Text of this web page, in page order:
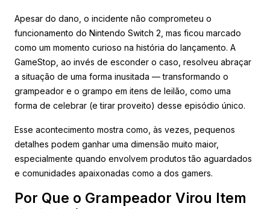
Apesar do dano, o incidente não comprometeu o
funcionamento do Nintendo Switch 2, mas ficou marcado
como um momento curioso na história do lançamento. A
GameStop, ao invés de esconder o caso, resolveu abraçar
a situação de uma forma inusitada — transformando o
grampeador e o grampo em itens de leilão, como uma
forma de celebrar (e tirar proveito) desse episódio único.
Esse acontecimento mostra como, às vezes, pequenos
detalhes podem ganhar uma dimensão muito maior,
especialmente quando envolvem produtos tão aguardados
e comunidades apaixonadas como a dos gamers.
Por Que o Grampeador Virou Item